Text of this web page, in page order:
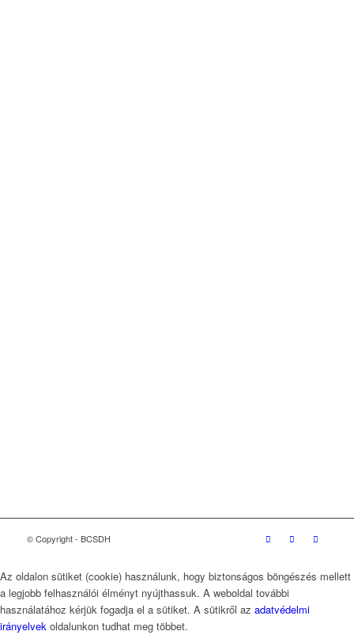
© Copyright - BCSDH
Az oldalon sütiket (cookie) használunk, hogy biztonságos böngészés mellett
a legjobb felhasználói élményt nyújthassuk. A weboldal további
használatához kérjük fogadja el a sütiket. A sütikről az adatvédelmi
irányelvek oldalunkon tudhat meg többet.